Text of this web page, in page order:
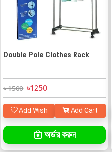
Double Pole Clothes Rack
৳ 1500 ৳1250
Add Wish Add Cart
অর্ডার করুন